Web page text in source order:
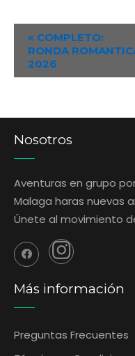
Event
Navigation
« COMPLETO:
RONDA
2026
Nosotros
Aventuras en grupo
Malaga haras nuevas
Únete al movimiento
Más información
Preguntas Frecuentes